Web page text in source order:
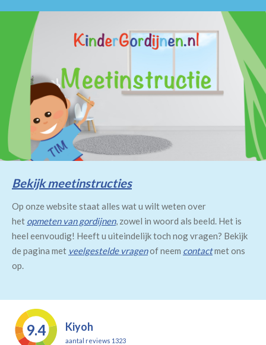
Bekijk meetinstructies
Op onze website staat alles wat u wilt weten over
het opmeten van gordijnen, zowel in woord als beeld. Het is
heel eenvoudig! Heeft u uiteindelijk toch nog vragen? Bekijk
de pagina met veelgestelde vragenof neem contactmet ons
op.
9.4 Kiyoh
aantal reviews 1323